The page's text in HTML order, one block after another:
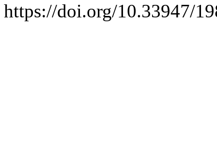
https://doi.org/10.33947/